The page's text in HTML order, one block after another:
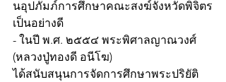
นอุปภัมภ์การศึกษาคณะสงฆ์จังหวัดพิจิตร
เป็นอย่างดี
- ในปี พ.ศ. ๒๕๕๔ พระพิศาลญาณวงศ์
(หลวงปู่ทองดี อนีโฆ)
ได้สนับสนุนการจัดการศึกษาพระปริยัติ